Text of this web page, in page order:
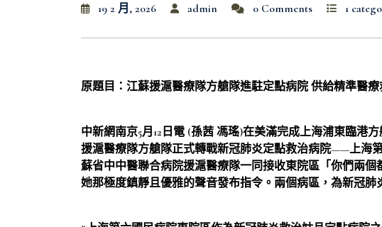
19 2 月, 2026 admin 0 Comments 1
原題目：江蘇援滬醫療隊方艙隊進駐定點病院 供給精準醫
中新網南京5月12日電 (孫茜 馮瑤)在美滿完成上海浦東臨港
援滬醫療隊方艙隊正式轉戰新冠肺炎定點救治病院——上海
蘇省中中醫聯合病院援滬醫療隊一同接收東院區「你們兩
她那極度鎮靜且優雅的聲音發布指令。兩個病區，為新冠肺